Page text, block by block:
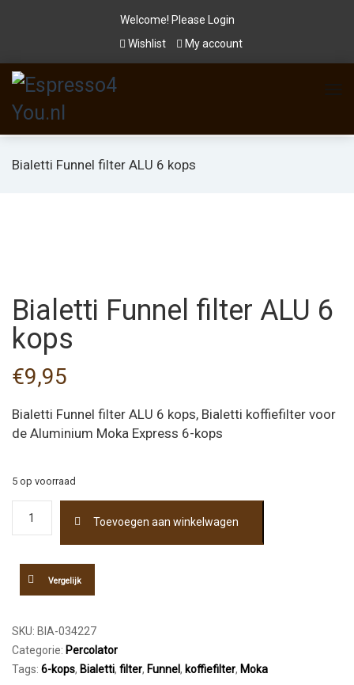
Welcome! Please
Login
Wishlist
My account
Bialetti Funnel filter ALU 6 kops
Bialetti Funnel filter ALU 6
kops
€9,95
Bialetti Funnel filter ALU 6 kops, Bialetti koffiefilter voor
de Aluminium Moka Express 6-kops
5 op voorraad
Funnel
filter
kops
Toevoegen aan winkelwagen
Vergelijk
SKU: BIA-034227
Categorie: Percolator
Tags: 6-kops, Bialetti, filter, Funnel, koffiefilter, Moka